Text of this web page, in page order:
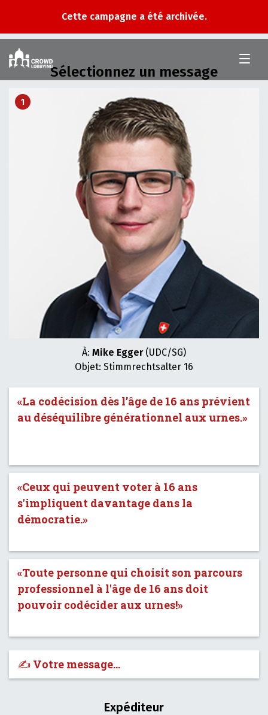
Cette campagne a été archivée.
Sélectionnez un message
1
À: Mike Egger(UDC/SG)
Objet: Stimmrechtsalter 16
«La codécision dès l’âge de 16 ans prévient
au déséquilibre générationnel aux urnes.»
«Ceux qui peuvent voter à 16 ans
s'impliquent davantage dans la
démocratie.»
«Toute personne qui choisit son parcours
professionnel à l'âge de 16 ans doit
pouvoir codécider aux urnes!»
✍️ Votre message…
Expéditeur